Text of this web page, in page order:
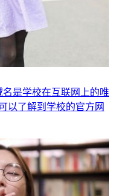
是学校在互联网上的唯
以了解到学校的官方网